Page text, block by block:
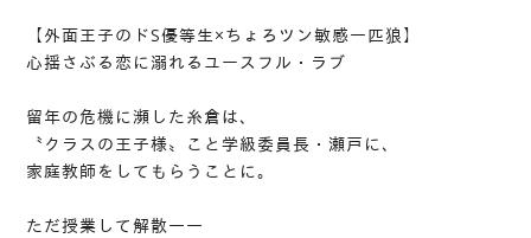
【外面王子のドS優等生×ちょろツン敏感一匹狼】
心揺さぶる恋に溺れるユースフル・ラブ
留年の危機に瀕した糸倉は、
〝クラスの王子様〟こと学級委員長・瀬戸に、
家庭教師をしてもらうことに。
ただ授業して解散――